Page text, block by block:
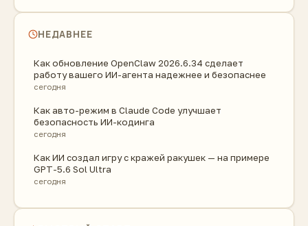
НЕДАВНЕЕ
Как обновление OpenClaw 2026.6.34 сделает
работу вашего ИИ-агента надежнее и безопаснее
сегодня
Как авто-режим в Claude Code улучшает
безопасность ИИ-кодинга
сегодня
Как ИИ создал игру с кражей ракушек — на примере
GPT-5.6 Sol Ultra
сегодня